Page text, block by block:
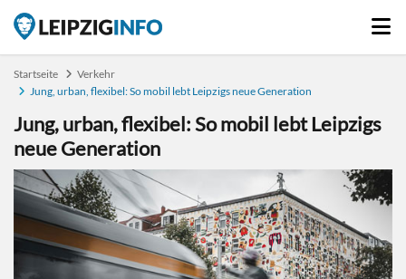
Startseite
Verkehr
Jung, urban, flexibel: So mobil lebt Leipzigs neue Generation
Jung, urban, flexibel: So mobil lebt Leipzigs
neue Generation